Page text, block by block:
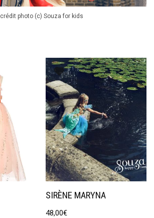
crédit photo (c) Souza for kids
SIRÈNE MARYNA
48,00€